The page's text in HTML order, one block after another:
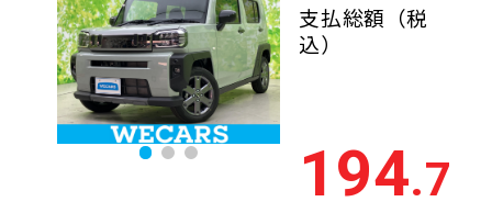
支払総額 （税
込）
194.7